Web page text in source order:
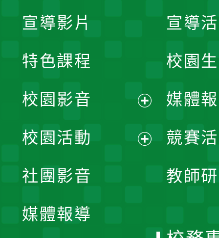
宣導
校園
媒體
競賽
教師
宣導影片
特色課程
校園影音
開
校園活動
社團影音
媒體報導